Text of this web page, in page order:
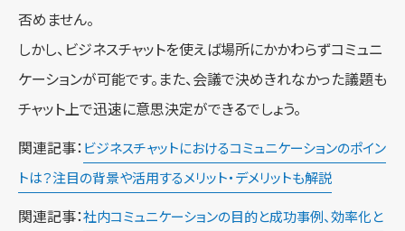
否めません。
しかし、ビジネスチャットを使えば場所にかかわらずコミュニ
ケーションが可能です。また、会議で決めきれなかった議題も
チャット上で迅速に意思決定ができるでしょう。
関連記事： ビジネスチャットにおけるコミュニケーションのポイン
トは？注目の背景や活用するメリット・デメリットも解説
関連記事：社内コミュニケーションの目的と成功事例、効率化と